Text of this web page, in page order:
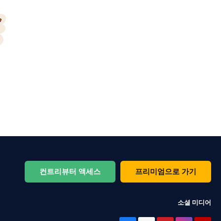
컨트리뷰터 액세스 프리미엄으로 가기
소셜 미디어